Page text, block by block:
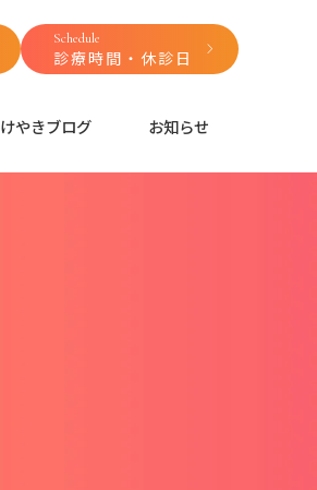
Schedule
診療時間・休診日
けやきブログ お知らせ